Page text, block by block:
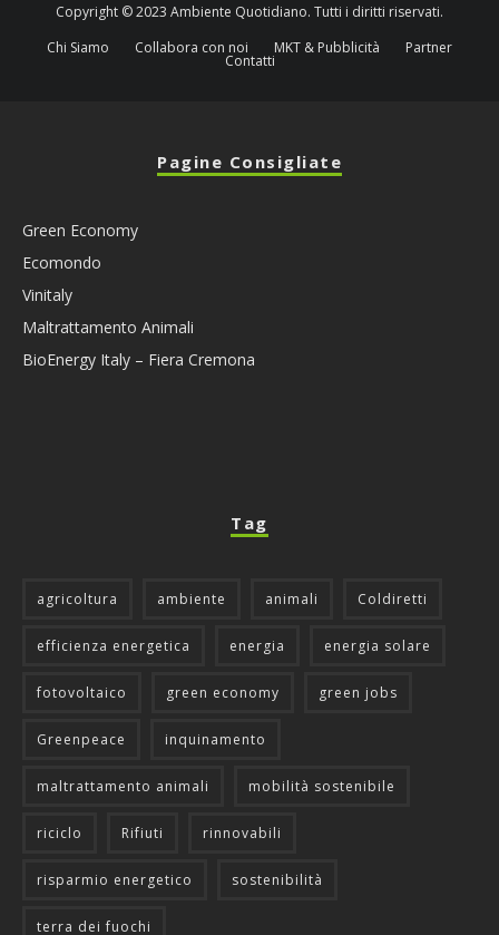
Copyright © 2023 Ambiente Quotidiano. Tutti i diritti riservati.
Chi Siamo
Collabora con noi MKT & Pubblicità Partner
Contatti
Pagine Consigliate
Green Economy
Ecomondo
Vinitaly
Maltrattamento Animali
BioEnergy Italy – Fiera Cremona
Tag
agricoltura ambiente animali Coldiretti
efficienza energetica energia energia solare
fotovoltaico green economy green jobs
Greenpeace inquinamento
maltrattamento animali mobilità sostenibile
riciclo Rifiuti rinnovabili
risparmio energetico sostenibilità
terra dei fuochi